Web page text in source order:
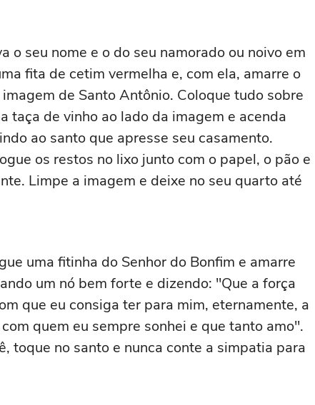
o seu nome e o do seu namorado ou noivo em
fita de cetim vermelha e, com ela, amarre o
de Santo Antônio. Coloque tudo sobre
taça de vinho ao lado da imagem e acenda
ao santo que apresse seu casamento.
os restos no lixo junto com o papel, o pão e
Limpe a imagem e deixe no seu quarto até
uma fitinha do Senhor do Bonfim e amarre
um nó bem forte e dizendo: "Que a força
que eu consiga ter para mim, eternamente, a
quem eu sempre sonhei e que tanto amo".
toque no santo e nunca conte a simpatia para